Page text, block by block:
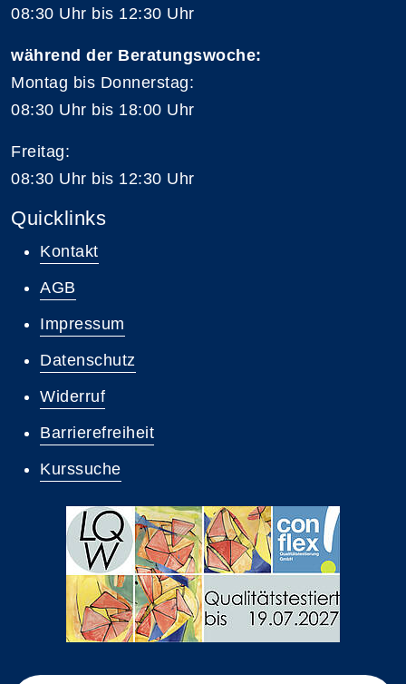
08:30 Uhr bis 12:30 Uhr
während der Beratungswoche:
Montag bis Donnerstag:
08:30 Uhr bis 18:00 Uhr
Freitag:
08:30 Uhr bis 12:30 Uhr
Quicklinks
Kontakt
AGB
Impressum
Datenschutz
Widerruf
Barrierefreiheit
Kurssuche